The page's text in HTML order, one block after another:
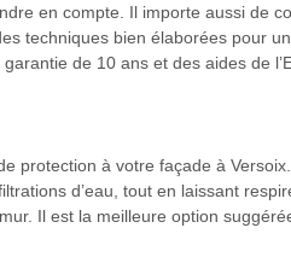
en compte. Il importe aussi de
techniques bien élaborées pour
de 10 ans et des aides de
protection à votre façade à
d’eau, tout en laissant
Il est la meilleure option